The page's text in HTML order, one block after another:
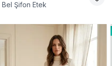
Bel Şifon Etek